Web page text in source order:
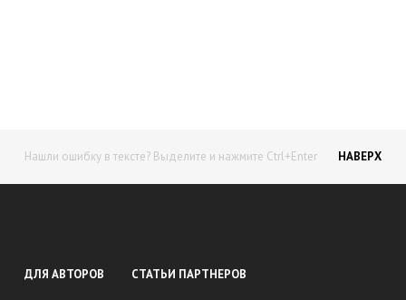
Нашли ошибку в тексте? Выделите и нажмите Ctrl+Enter НАВЕРХ
ДЛЯ АВТОРОВ СТАТЬИ ПАРТНЕРОВ